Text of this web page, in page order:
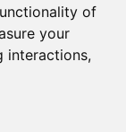
of
your
interactions,